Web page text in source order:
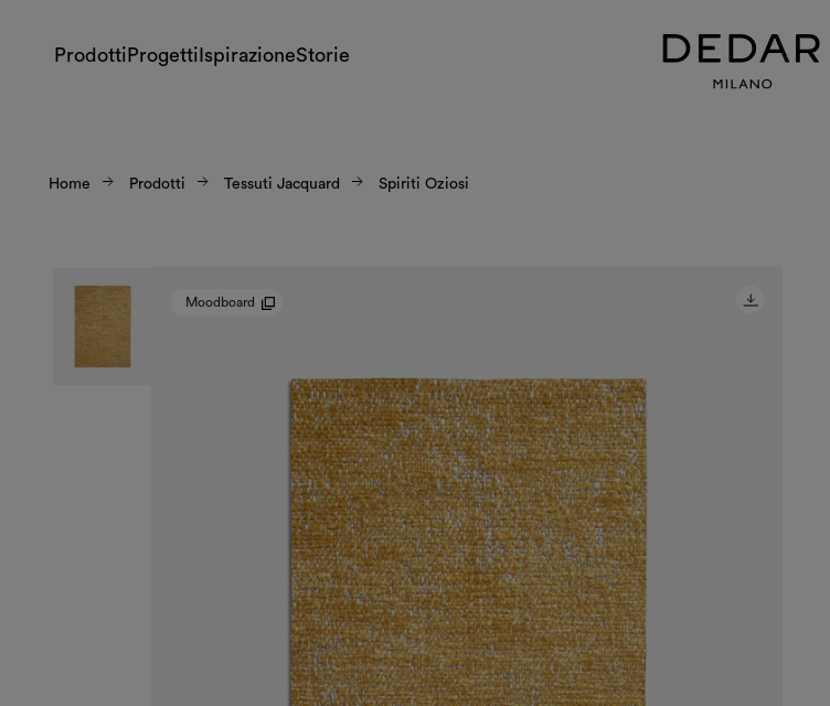
Prodotti Progetti IspirazioneStorie
Home Prodotti Tessuti Jacquard Spiriti Oziosi
Moodboard